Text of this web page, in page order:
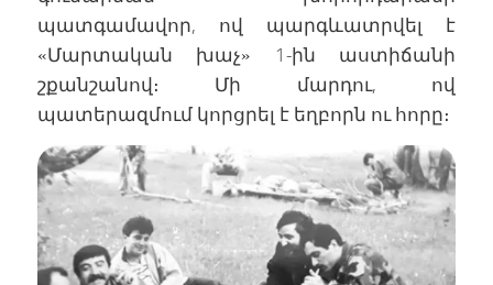
պատգամավոր, ով պարգևատրվել է
«Մարտական խաչ» 1-ին աստիճանի
շքանշանով։ Մի մարդու, ով
պատերազմում կորցրել է եղբորն ու հորը։